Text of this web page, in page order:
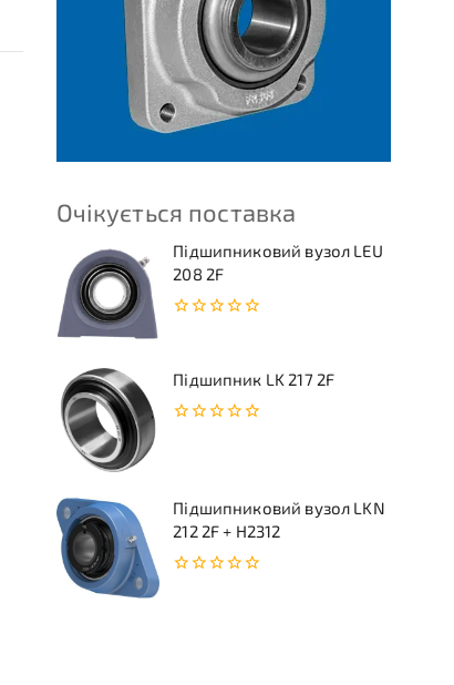
Очікується поставка
Підшипниковий вузол LEU
208 2F
Підшипник LK 217 2F
Підшипниковий вузол LKN
212 2F + H2312